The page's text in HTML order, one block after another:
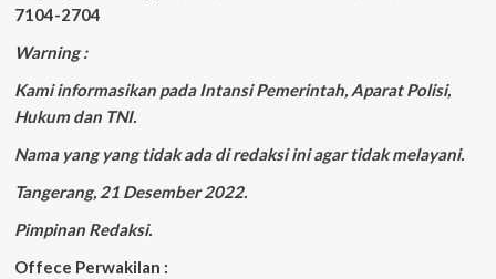
7104-2704
Warning :
Kami informasikan pada Intansi Pemerintah, Aparat Polisi,
Hukum dan TNI.
Nama yang yang tidak ada di redaksi ini agar tidak melayani.
Tangerang, 21 Desember 2022.
Pimpinan Redaksi.
Offece Perwakilan :